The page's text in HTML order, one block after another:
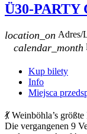
Ü30-PARTY
location_on Adres/
calendar_month
Kup bilety
Info
Miejsca
💃 Weinböhla’s
Die vergangenen 9